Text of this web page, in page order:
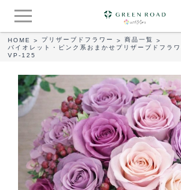
HOME > プリザーブドフラワー > 商品一覧
>
バイオレット・ピンク系おまかせプリザーブドフラ
VP‐125